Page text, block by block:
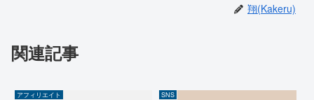
翔(Kakeru)
関連記事
アフィリエイト SNS